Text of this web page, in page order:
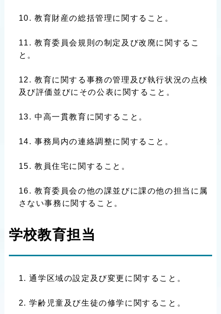
教育財産の総括管理に関すること。
教育委員会規則の制定及び改廃に関するこ
と。
教育に関する事務の管理及び執行状況の点検
及び評価並びにその公表に関すること。
中高一貫教育に関すること。
事務局内の連絡調整に関すること。
教員住宅に関すること。
教育委員会の他の課並びに課の他の担当に属
さない事務に関すること。
学校教育担当
通学区域の設定及び変更に関すること。
学齢児童及び生徒の修学に関すること。